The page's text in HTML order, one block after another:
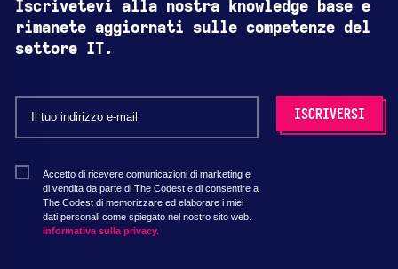
Iscrivetevi alla nostra knowledge base e
rimanete aggiornati sulle competenze del
settore IT.
Accetto di ricevere comunicazioni di marketing e
di vendita da parte di The Codest e di consentire a
The Codest di memorizzare ed elaborare i miei
dati personali come spiegato nel nostro sito web.
Informativa sulla privacy.